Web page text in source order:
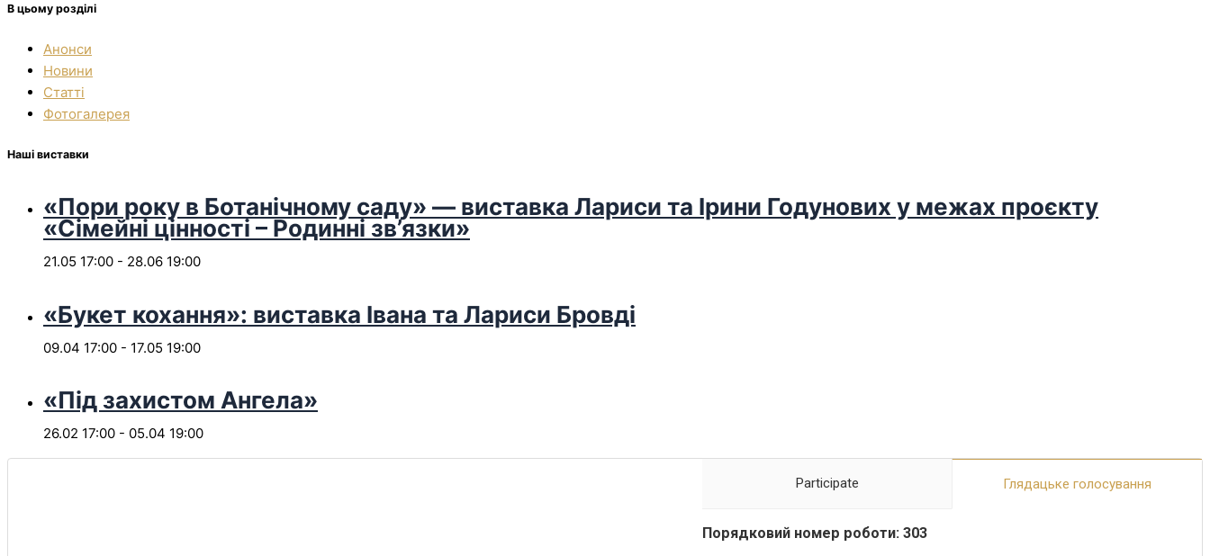
В цьому розділі
Анонси
Новини
Статті
Фотогалерея
Наші виставки
«Пори року в Ботанічному саду» — виставка Лариси та Ірини Годунових у межах проєкту
«Сімейні цінності – Родинні зв’язки»
21.05 17:00 - 28.06 19:00
«Букет кохання»: виставка Івана та Лариси Бровді
09.04 17:00 - 17.05 19:00
«Під захистом Ангела»
26.02 17:00 - 05.04 19:00
Participate Глядацьке голосування
Порядковий номер роботи: 303